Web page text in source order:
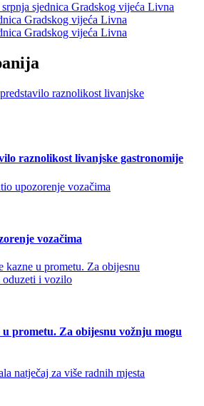
sjednica Gradskog vijeća Livna
Gradskog vijeća Livna
Gradskog vijeća Livna
raznolikost livanjske gastronomije
vozačima
prometu. Za obijesnu vožnju mogu